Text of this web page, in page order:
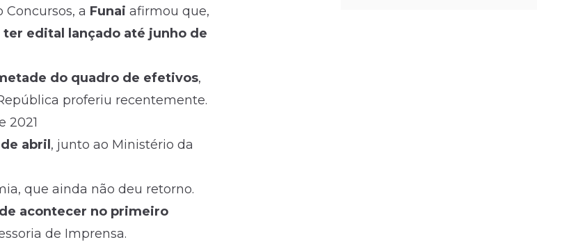
Concursos, a Funai afirmou que,
edital lançado até junho de
do quadro de efetivos,
proferiu recentemente.
2021
abril , junto ao Ministério da
que ainda não deu retorno.
acontecer no primeiro
de Imprensa.